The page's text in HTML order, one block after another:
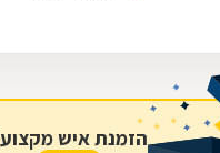
הזמנת איש